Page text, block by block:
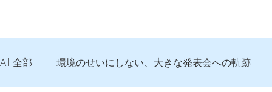
All 全部 環境のせいにしない、大きな発表会への軌跡